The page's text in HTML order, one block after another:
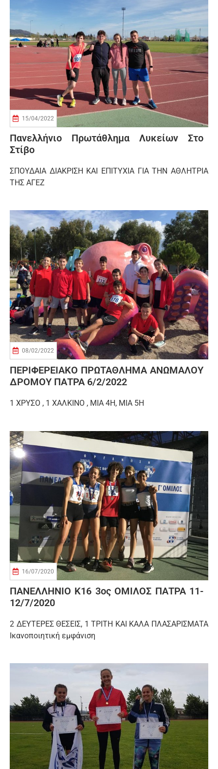
15/04/2022
Πανελλήνιο Πρωτάθλημα Λυκείων Στο
Στίβο
ΣΠΟΥΔΑΙΑ ΔΙΑΚΡΙΣΗ ΚΑΙ ΕΠΙΤΥΧΙΑ ΓΙΑ ΤΗΝ ΑΘΛΗΤΡΙΑ
ΤΗΣ ΑΓΕΖ
08/02/2022
ΠΕΡΙΦΕΡΕΙΑΚΟ ΠΡΩΤΑΘΛΗΜΑ ΑΝΩΜΑΛΟΥ
ΔΡΟΜΟΥ ΠΑΤΡΑ 6/2/2022
1 ΧΡΥΣΟ , 1 ΧΑΛΚΙΝΟ , ΜΙΑ 4Η, ΜΙΑ 5Η
16/07/2020
ΠΑΝΕΛΛΗΝΙΟ Κ16 3ος ΟΜΙΛΟΣ ΠΑΤΡΑ 11-
12/7/2020
2 ΔΕΥΤΕΡΕΣ ΘΕΣΕΙΣ, 1 ΤΡΙΤΗ ΚΑΙ ΚΑΛΑ ΠΛΑΣΑΡΙΣΜΑΤΑ
Ικανοποιητική εμφάνιση